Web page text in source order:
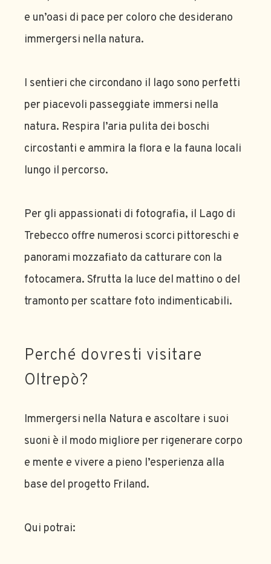
e un’oasi di pace per coloro che desiderano
immergersi nella natura.
I sentieri che circondano il lago sono perfetti
per piacevoli passeggiate immersi nella
natura. Respira l’aria pulita dei boschi
circostanti e ammira la flora e la fauna locali
lungo il percorso.
Per gli appassionati di fotografia, il Lago di
Trebecco offre numerosi scorci pittoreschi e
panorami mozzafiato da catturare con la
fotocamera. Sfrutta la luce del mattino o del
tramonto per scattare foto indimenticabili.
Perché dovresti visitare
Oltrepò?
Immergersi nella Natura e ascoltare i suoi
suoni è il modo migliore per rigenerare corpo
e mente e vivere a pieno l’esperienza alla
base del progetto Friland.
Qui potrai: